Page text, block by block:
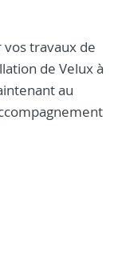
travaux de
de Velux à
au